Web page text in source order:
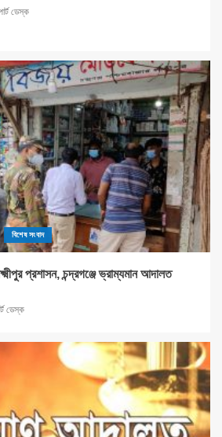
ডেস্ক
বিশেষ সংবাদ
প্রশাসন, চন্দ্রগঞ্জে ভ্রাম্যমান আদালত
ডেস্ক